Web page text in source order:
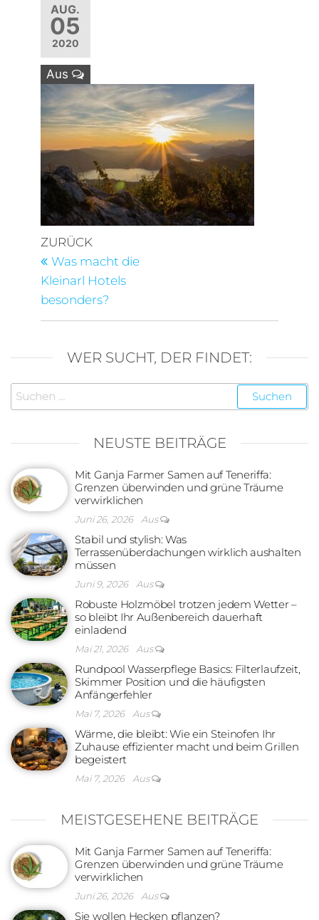
AUG.
05
2020
Aus
Beitragsnavigation
Vorheriger
Beitrag
ZURÜCK
Was macht die
Kleinarl Hotels
besonders?
WER SUCHT, DER FINDET:
Suchen
nach:
NEUSTE BEITRÄGE
Mit Ganja Farmer Samen auf Teneriffa:
Grenzen überwinden und grüne Träume
verwirklichen
Juni 26, 2026 Aus
Stabil und stylish: Was
Terrassenüberdachungen wirklich aushalten
müssen
Juni 9, 2026 Aus
Robuste Holzmöbel trotzen jedem Wetter –
so bleibt Ihr Außenbereich dauerhaft
einladend
Mai 21, 2026 Aus
Rundpool Wasserpflege Basics: Filterlaufzeit,
Skimmer Position und die häufigsten
Anfängerfehler
Mai 7, 2026 Aus
Wärme, die bleibt: Wie ein Steinofen Ihr
Zuhause effizienter macht und beim Grillen
begeistert
Mai 7, 2026 Aus
MEISTGESEHENE BEITRÄGE
Mit Ganja Farmer Samen auf Teneriffa:
Grenzen überwinden und grüne Träume
verwirklichen
Juni 26, 2026 Aus
Sie wollen Hecken pflanzen?